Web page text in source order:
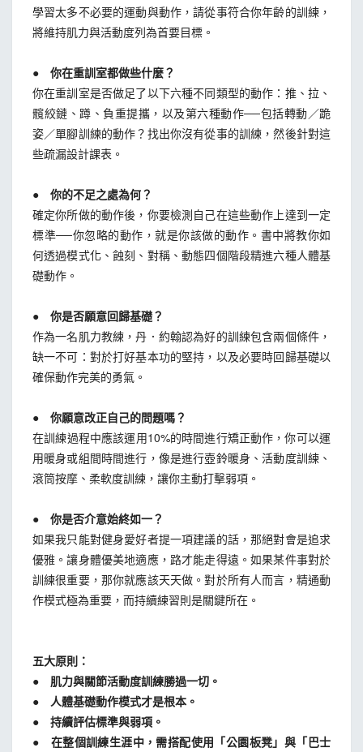
學習太多不必要的運動與動作，請從事符合你年齡的訓練，
將維持肌力與活動度列為首要目標。
● 你在重訓室都做些什麼？
你在重訓室是否做足了以下六種不同類型的動作：推、拉、
髖絞鏈、蹲、負重提攜，以及第六種動作──包括轉動／跪
姿／單腳訓練的動作？找出你沒有從事的訓練，然後針對這
些疏漏設計課表。
● 你的不足之處為何？
確定你所做的動作後，你要檢測自己在這些動作上達到一定
標準──你忽略的動作，就是你該做的動作。書中將教你如
何透過模式化、蝕刻、對稱、動態四個階段精進六種人體基
礎動作。
● 你是否願意回歸基礎？
作為一名肌力教練，丹．約翰認為好的訓練包含兩個條件，
缺一不可：對於打好基本功的堅持，以及必要時回歸基礎以
確保動作完美的勇氣。
● 你願意改正自己的問題嗎？
在訓練過程中應該運用10%的時間進行矯正動作，你可以運
用暖身或組間時間進行，像是進行壺鈴暖身、活動度訓練、
滾筒按摩、柔軟度訓練，讓你主動打擊弱項。
● 你是否介意始終如一？
如果我只能對健身愛好者提一項建議的話，那絕對會是追求
優雅。讓身體優美地適應，路才能走得遠。如果某件事對於
訓練很重要，那你就應該天天做。對於所有人而言，精通動
作模式極為重要，而持續練習則是關鍵所在。
五大原則：
● 肌力與關節活動度訓練勝過一切。
● 人體基礎動作模式才是根本。
● 持續評估標準與弱項。
● 在整個訓練生涯中，需搭配使用「公園板凳」與「巴士